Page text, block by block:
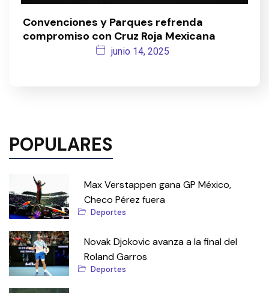
Convenciones y Parques refrenda
compromiso con Cruz Roja Mexicana
junio 14, 2025
POPULARES
Max Verstappen gana GP México,
Checo Pérez fuera
Deportes
Novak Djokovic avanza a la final del
Roland Garros
Deportes